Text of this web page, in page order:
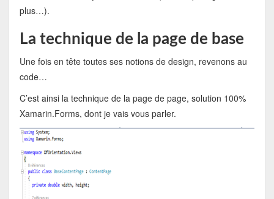
plus…).
La technique de la page de base
Une fois en tête toutes ses notions de design, revenons au
code…
C’est ainsi la technique de la page de page, solution 100%
Xamarin.Forms, dont je vais vous parler.